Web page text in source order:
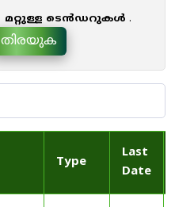
മറ്റുള്ള ടെൻഡറുകൾ .
തിരയുക
Type
Last
Date